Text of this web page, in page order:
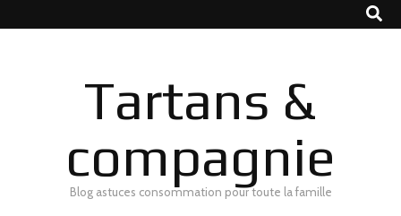
Tartans &
compagnie
Blog astuces consommation pour toute la famille